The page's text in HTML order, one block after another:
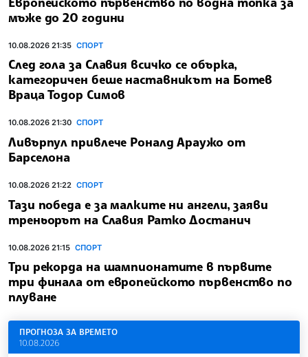
мъже до 20 години
10.08.2026 21:35 СПОРТ
След гола за Славия всичко се обърка,
категоричен беше наставникът на Ботев
Враца Тодор Симов
10.08.2026 21:30 СПОРТ
Ливърпул привлече Роналд Араужо от
Барселона
10.08.2026 21:22 СПОРТ
Тази победа е за малките ни ангели, заяви
треньорът на Славия Ратко Достанич
10.08.2026 21:15 СПОРТ
Три рекорда на шампионатите в първите
три финала от европейското първенство по
плуване
ПРОГНОЗА ЗА ВРЕМЕТО
10.08.2026